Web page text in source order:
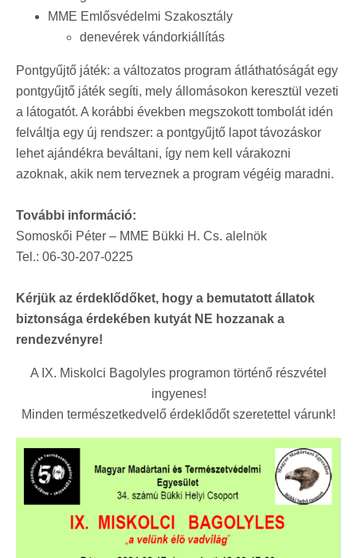
MME Emlősvédelmi Szakosztály
denevérek vándorkiállítás
Pontgyűjtő játék: a változatos program átláthatóságát egy
pontgyűjtő játék segíti, mely állomásokon keresztül vezeti
a látogatót. A korábbi években megszokott tombolát idén
felváltja egy új rendszer: a pontgyűjtő lapot távozáskor
lehet ajándékra beváltani, így nem kell várakozni
azoknak, akik nem terveznek a program végéig maradni.
További információ:
Somoskői Péter – MME Bükki H. Cs. alelnök
Tel.: 06-30-207-0225
Kérjük az érdeklődőket, hogy a bemutatott állatok
biztonsága érdekében kutyát NE hozzanak a
rendezvényre!
A IX. Miskolci Bagolyles programon történő részvétel
ingyenes!
Minden természetkedvelő érdeklődőt szeretettel várunk!